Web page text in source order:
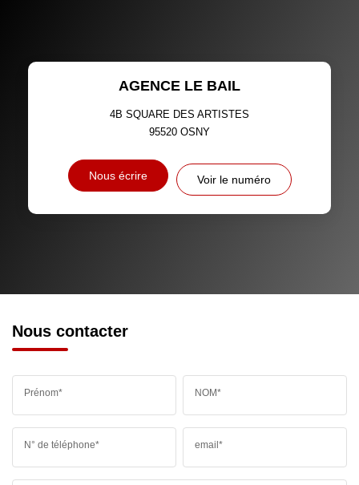
PART DES MÉNAGES SANS
VOITURE
RÉSULTATS DES LYCÉES ECOLES ET CRÈCHES
AGENCE LE BAIL
4B SQUARE DES ARTISTES
95520 OSNY
Nous écrire Voir le numéro
Nous contacter
Prénom* NOM*
N° de téléphone* email*